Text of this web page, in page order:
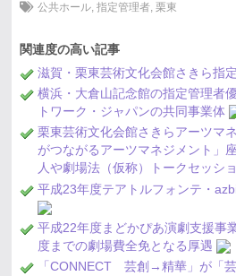
公共ホール, 指定管理者, 栗東
関連度の高い記事
滋賀・栗東芸術文化会館さきら指
横浜・大倉山記念館の指定管理者
トワーク・ジャパンの共同事業体
栗東芸術文化会館さきらアーツマ
がつながるアーツマネジメント」
人や劇場法（仮称）トークセッシ
平成23年度テアトルフォンテ・
平成22年度まどかぴあ演劇支援事
度までの劇場費全免となる厚遇
「CONNECT 芸創→精華」が「